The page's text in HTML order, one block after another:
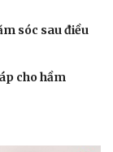
sóc sau điều
cho hầm